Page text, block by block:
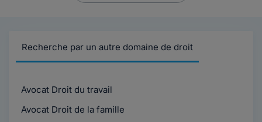
Recherche par un autre domaine de droit
Avocat Droit du travail
Avocat Droit de la famille